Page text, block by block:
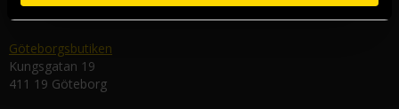
Göteborgsbutiken
Kungsgatan 19
411 19 Göteborg